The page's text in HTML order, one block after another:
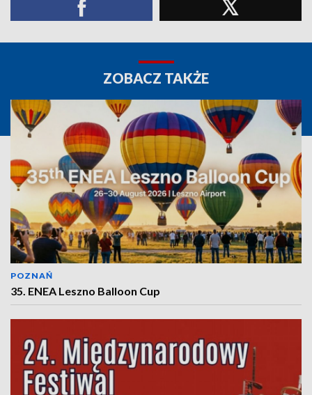
ZOBACZ TAKŻE
POZNAŃ
35. ENEA Leszno Balloon Cup